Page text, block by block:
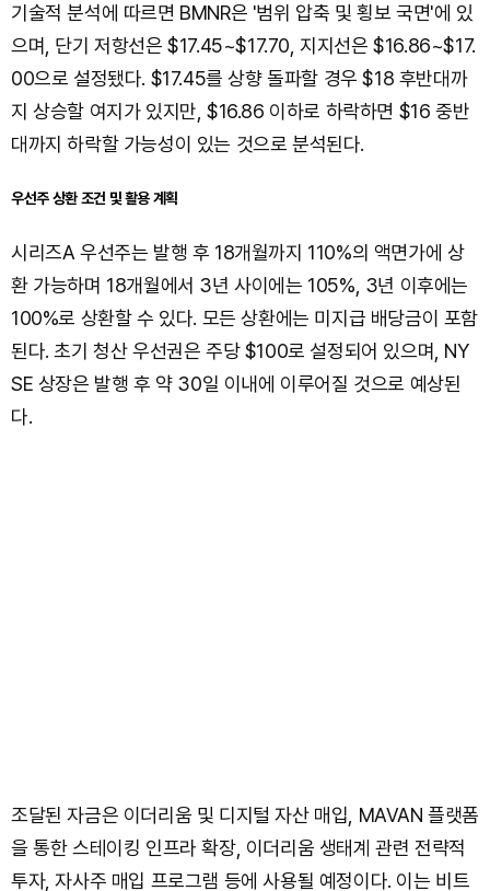
기술적 분석에 따르면 BMNR은 '범위 압축 및 횡보 국면'에 있
으며, 단기 저항선은 $17.45~$17.70, 지지선은 $16.86~$17.
00으로 설정됐다. $17.45를 상향 돌파할 경우 $18 후반대까
지 상승할 여지가 있지만, $16.86 이하로 하락하면 $16 중반
대까지 하락할 가능성이 있는 것으로 분석된다.
우선주 상환 조건 및 활용 계획
시리즈A 우선주는 발행 후 18개월까지 110%의 액면가에 상
환 가능하며 18개월에서 3년 사이에는 105%, 3년 이후에는
100%로 상환할 수 있다. 모든 상환에는 미지급 배당금이 포함
된다. 초기 청산 우선권은 주당 $100로 설정되어 있으며, NY
SE 상장은 발행 후 약 30일 이내에 이루어질 것으로 예상된
다.
조달된 자금은 이더리움 및 디지털 자산 매입, MAVAN 플랫폼
을 통한 스테이킹 인프라 확장, 이더리움 생태계 관련 전략적
투자, 자사주 매입 프로그램 등에 사용될 예정이다. 이는 비트